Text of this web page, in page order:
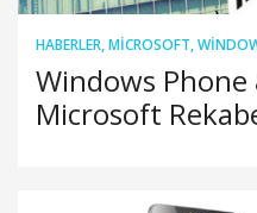
HABERLER,MICROSOFT,
Windows Phone
Microsoft